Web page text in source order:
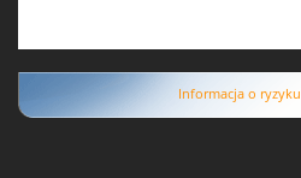
Informacja o ryzyku